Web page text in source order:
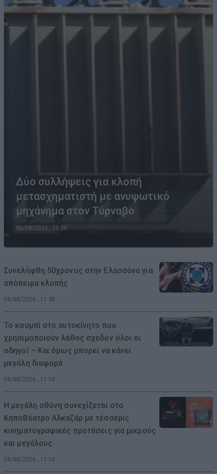
Δύο συλλήψεις για κλοπή
μετασχηματιστή με ανυψωτικό
μηχάνημα στον Τύρναβο
06/08/2026 , 11:56
Συνελήφθη 50χρονος στην Ελασσόνα για
απόπειρα κλοπής
06/08/2026 , 11:45
Το κουμπί στο αυτοκίνητο που
χρησιμοποιούν λάθος σχεδόν όλοι οι
οδηγοί – Και όμως μπορεί να κάνει
μεγάλη διαφορά
06/08/2026 , 11:10
Η μεγάλη οθόνη συνεχίζεται στο
Κηποθέατρο Αλκαζάρ με τέσσερις
κινηματογραφικές προτάσεις για μικρούς
και μεγάλους
06/08/2026 , 11:10